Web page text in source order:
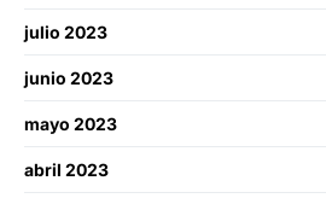
julio 2023
junio 2023
mayo 2023
abril 2023